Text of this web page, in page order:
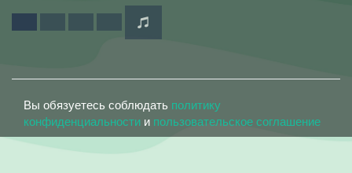
Вы обязуетесь соблюдать политику
конфиденциальности и пользовательское соглашение